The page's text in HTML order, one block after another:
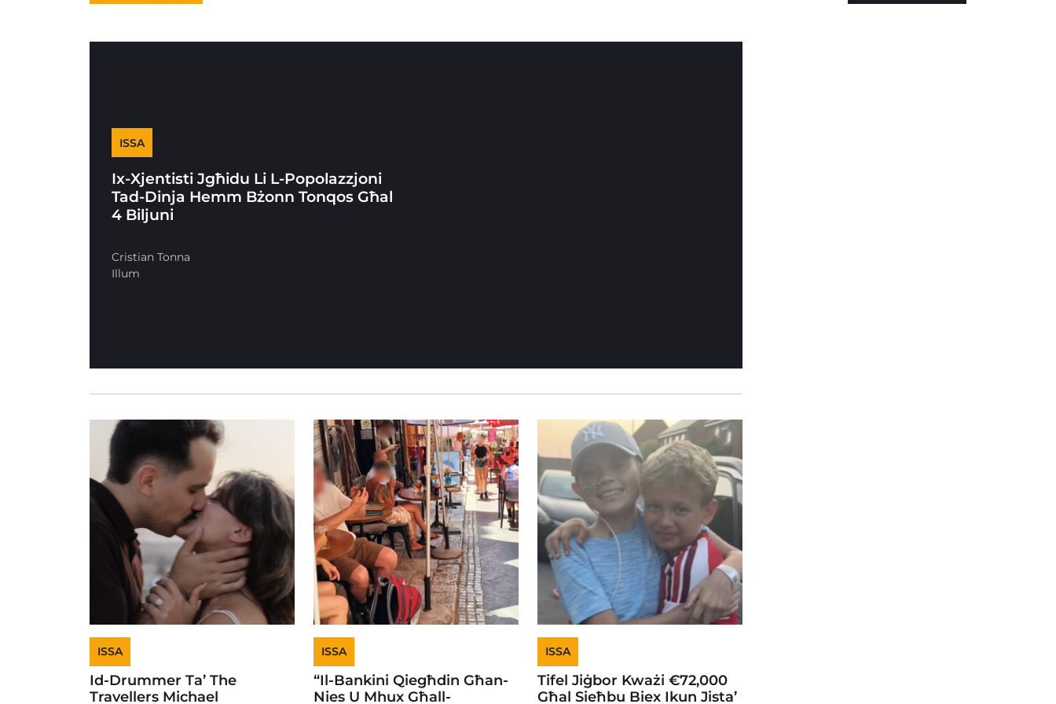
ISSA
Ix-Xjentisti Jgħidu Li L-Popolazzjoni
Tad-Dinja Hemm Bżonn Tonqos Għal
4 Biljuni
Cristian Tonna
Illum
ISSA
Id-Drummer Ta’ The
Travellers Michael
ISSA
“Il-Bankini Qiegħdin Għan-
Nies U Mhux Għall-
ISSA
Tifel Jiġbor Kważi €72,000
Għal Sieħbu Biex Ikun Jista’